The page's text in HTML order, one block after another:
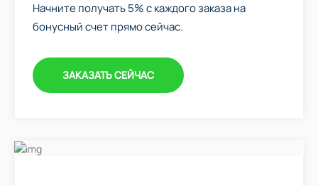
Начните получать 5% с каждого заказа на
бонусный счет прямо сейчас.
ЗАКАЗАТЬ СЕЙЧАС